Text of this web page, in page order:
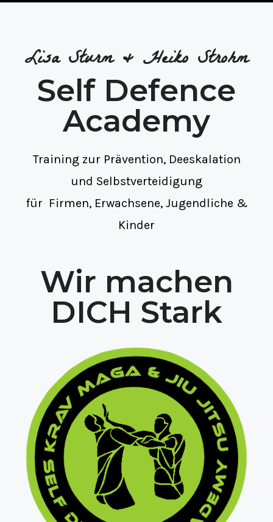
Lisa Sturm & Heiko Strohm
Self Defence
Academy
Training zur Prävention, Deeskalation
und Selbstverteidigung
für Firmen, Erwachsene, Jugendliche &
Kinder
Wir machen
DICH Stark